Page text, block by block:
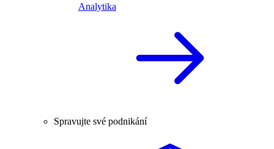
Analytika
Spravujte své podnikání